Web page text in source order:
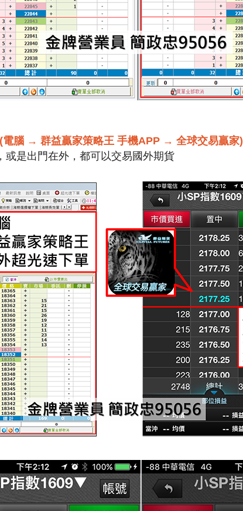
電腦 → 群益贏家策略王 手機APP → 全球交易贏家)
或是出門在外，都可以交易國外期貨